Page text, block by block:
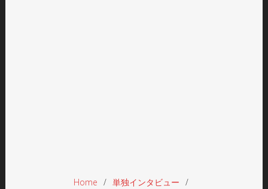
Home
単独インタビュー